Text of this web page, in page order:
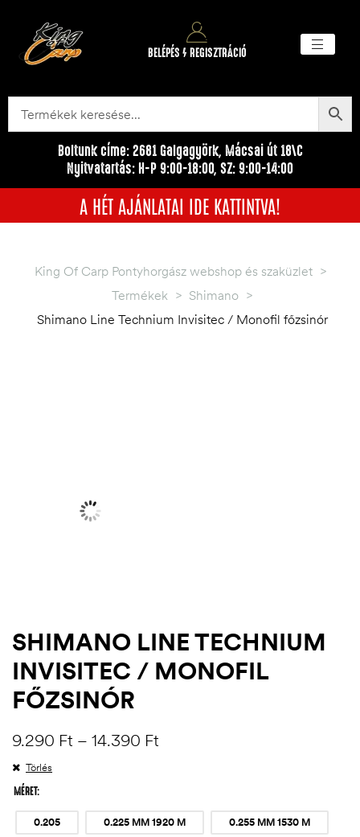
BELÉPÉS / REGISZTRÁCIÓ
Boltunk címe: 2681 Galgagyörk, Mácsai út 18\C
Nyitvatartás: H-P 9:00-18:00, SZ: 9:00-14:00
A HÉT AJÁNLATAI IDE KATTINTVA!
King Of Carp Pontyhorgász webshop és szaküzlet >
Termékek > Shimano >
Shimano Line Technium Invisitec / Monofil főzsinór
SHIMANO LINE TECHNIUM
INVISITEC / MONOFIL
FŐZSINÓR
9.290 Ft – 14.390 Ft
MÉRET
0.205 0.225 MM 1920 M 0.255 MM 1530 M
Törlés